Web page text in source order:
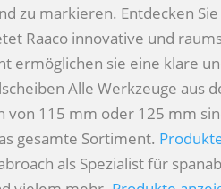
zu markieren. Entdecken
Raaco innovative und
sie eine klare
Alle Werkzeuge aus
115 mm oder 125 mm
gesamte Sortiment.
als Spezialist für